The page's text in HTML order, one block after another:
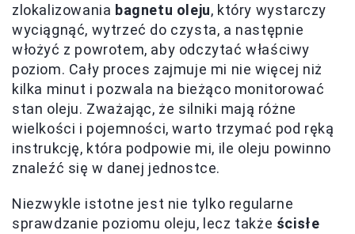
zlokalizowania bagnetu oleju, który wystarczy
wyciągnąć, wytrzeć do czysta, a następnie
włożyć z powrotem, aby odczytać właściwy
poziom. Cały proces zajmuje mi nie więcej niż
kilka minut i pozwala na bieżąco monitorować
stan oleju. Zważając, że silniki mają różne
wielkości i pojemności, warto trzymać pod ręką
instrukcję, która podpowie mi, ile oleju powinno
znaleźć się w danej jednostce.
Niezwykle istotne jest nie tylko regularne
sprawdzanie poziomu oleju, lecz także ścisłe